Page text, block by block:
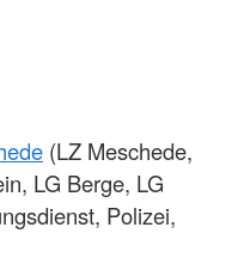
(LZ Meschede,
LG Berge, LG
Polizei,